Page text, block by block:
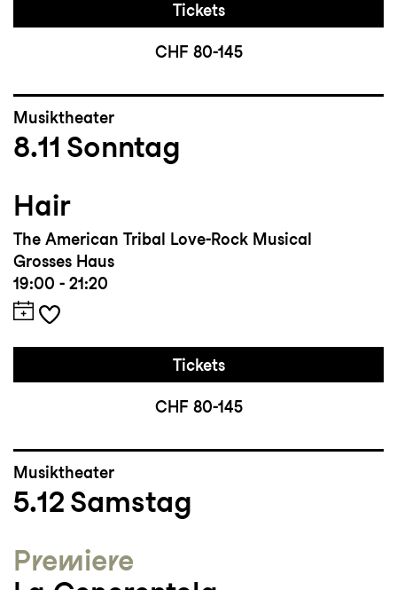
Tickets
CHF 80-145
Musiktheater
8.11 Sonntag
Hair
The American Tribal Love-Rock Musical
Grosses Haus
19:00 - 21:20
Tickets
CHF 80-145
Musiktheater
5.12 Samstag
Premiere